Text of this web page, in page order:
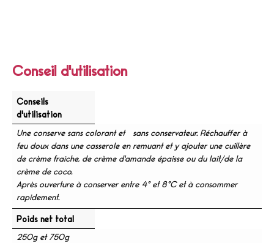
Conseil d'utilisation
Conseils
d'utilisation
Une conserve sans colorant et sans conservateur. Réchauffer à
feu doux dans une casserole en remuant et y ajouter une cuillère
de crème fraîche, de crème d'amande épaisse ou du lait/de la
crème de coco.
Après ouverture à conserver entre 4° et 8°C et à consommer
rapidement.
Poids net total
250g et 750g